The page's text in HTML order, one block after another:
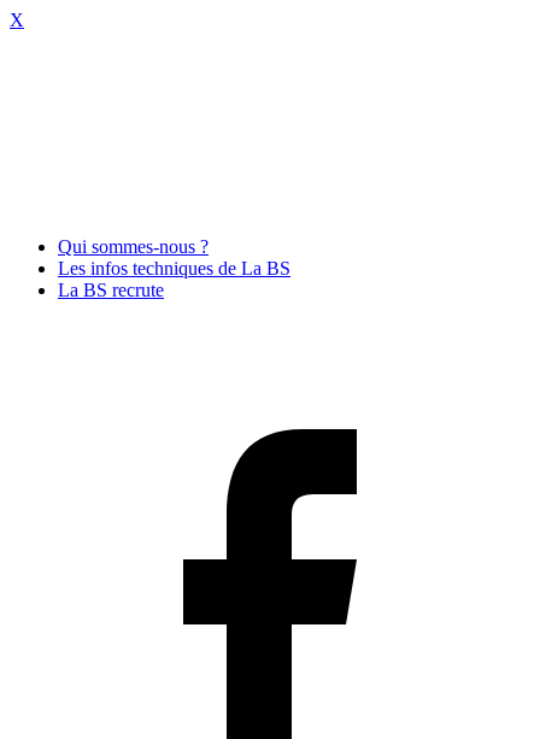
X
Qui sommes-nous ?
Les infos techniques de La BS
La BS recrute